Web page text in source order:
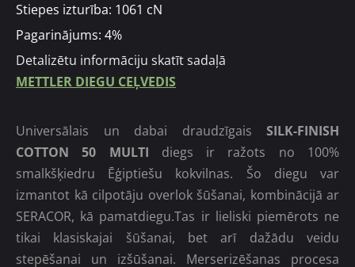
Stiepes izturība: 1061 cN
Pagarinājums: 4%
Detalizētu informāciju skatīt sadaļā
METTLER DIEGU CEĻVEDIS
Universālais un dabai draudzīgais SILK-FINISH
COTTON 50 MULTI diegs ir ražots no 100%
smalkšķiedru Ēģiptiešu kokvilnas. Šo diegu var
izmantot kā cilpotāju overlok šūšanai, kombinācijā ar
SERACOR, kā pamatdiegu.Tas ir lieliski piemērots ne
tikai klasiskajai šūšanai, bet arī dažādu veidu
stepēšanai un izšūšanai. Merserizēšanas procesa